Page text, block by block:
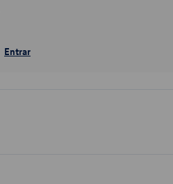
Entrar